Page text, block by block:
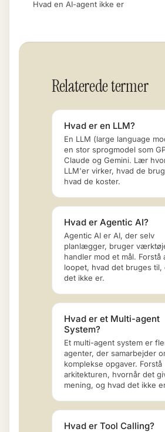
Hvad en AI-agent ikke er
Relaterede termer
Hvad er en LLM?
En LLM (large language
en stor sprogmodel som
Claude og Gemini. Lær
LLM'er virker, hvad de
hvad de koster.
Hvad er Agentic AI?
Agentic AI er AI, der selv
planlægger, bruger
handler mod et mål. Forstå
loopet, hvad det bruges til,
det ikke er.
Hvad er et Multi-agent
System?
Et multi-agent system er
agenter, der samarbejder
komplekse opgaver. Forstå
arkitekturen, hvornår det
mening, og hvad det ikke
Hvad er Tool Calling?